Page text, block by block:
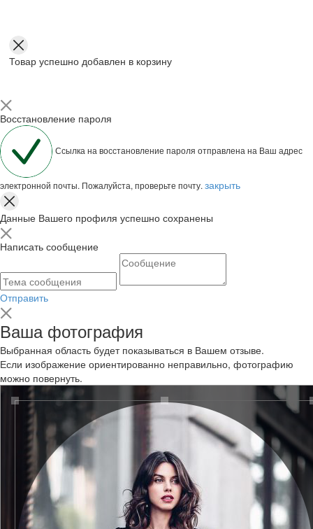
Товар успешно добавлен в корзину
Восстановление пароля
Ссылка на восстановление пароля отправлена на Ваш адрес
электронной почты. Пожалуйста, проверьте почту. закрыть
Данные Вашего профиля успешно сохранены
Написать сообщение
Отправить
Ваша фотография
Выбранная область будет показываться в Вашем отзыве.
Если изображение ориентированно неправильно, фотографию
можно повернуть.